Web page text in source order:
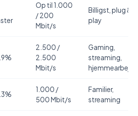
Op til 1.000
/ 200
Mbit/s
Billigst, plug &
play
2.500 /
2.500
Mbit/s
Gaming,
streaming,
hjemmearbejde
1.000 /
500 Mbit/s
Familier,
streaming